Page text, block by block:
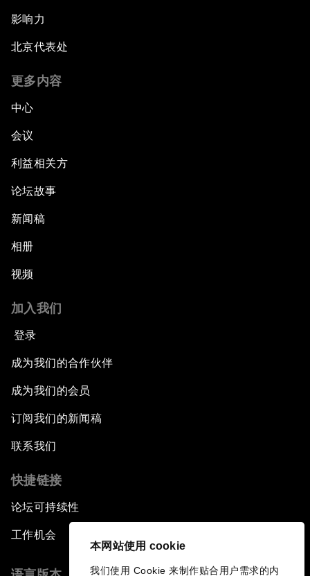
本网站使用 cookie
我们使用 Cookie 来制作贴合用户需求的内
影响力
北京代表处
更多内容
中心
会议
利益相关方
论坛故事
新闻稿
相册
视频
加入我们
登录
成为我们的合作伙伴
成为我们的会员
订阅我们的新闻稿
联系我们
快捷链接
论坛可持续性
工作机会